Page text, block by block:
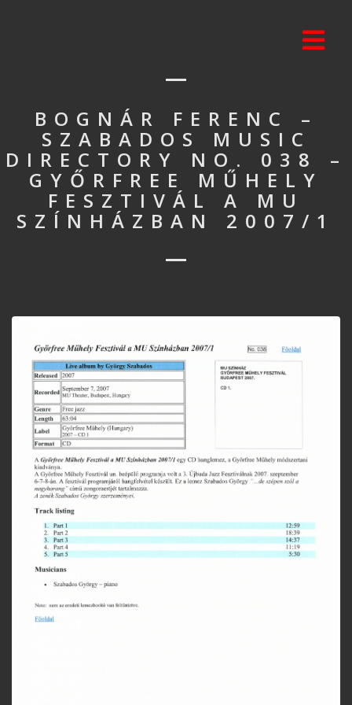
BOGNÁR FERENC –
SZABADOS MUSIC
DIRECTORY NO. 038 –
GYŐRFREE MŰHELY
FESZTIVÁL A MU
SZÍNHÁZBAN 2007/1